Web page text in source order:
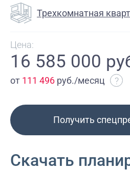
Трехкомнатная
Цена:
16 585 000
от 111 496 руб./месяц ?
Получить
Скачать